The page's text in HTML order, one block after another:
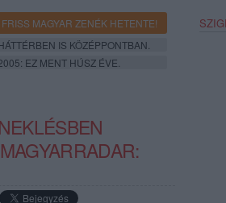
FRISS MAGYAR ZENÉK HETENTE!
IS KÖZÉPPONTBAN.
EZ MENT HÚSZ ÉVE.